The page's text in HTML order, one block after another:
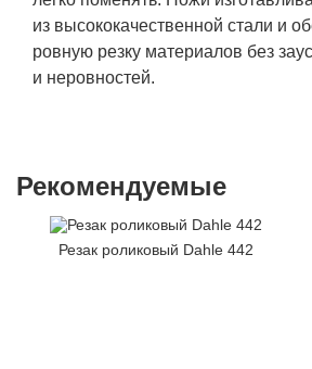
из высококачественной стали и
ровную резку материалов без
и неровностей.
Рекомендуемые
Резак роликовый Dahle 442